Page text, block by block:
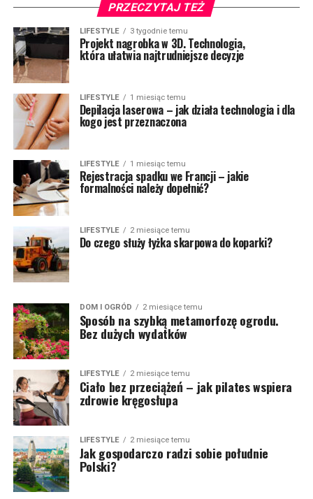
PRZECZYTAJ TEŻ
LIFESTYLE 3 tygodnie temu
Projekt nagrobka w 3D. Technologia,
która ułatwia najtrudniejsze decyzje
LIFESTYLE 1 miesiąc temu
Depilacja laserowa – jak działa technologia i dla
kogo jest przeznaczona
LIFESTYLE 1 miesiąc temu
Rejestracja spadku we Francji – jakie
formalności należy dopełnić?
LIFESTYLE 2 miesiące temu
Do czego służy łyżka skarpowa do koparki?
DOM I OGRÓD 2 miesiące temu
Sposób na szybką metamorfozę ogrodu.
Bez dużych wydatków
LIFESTYLE 2 miesiące temu
Ciało bez przeciążeń – jak pilates wspiera
zdrowie kręgosłupa
LIFESTYLE 2 miesiące temu
Jak gospodarczo radzi sobie południe
Polski?